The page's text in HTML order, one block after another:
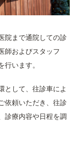
院まで通院しての診
師およびスタッフ
います。
として、往診車によ
依頼いただき、往診
診療内容や日程を調